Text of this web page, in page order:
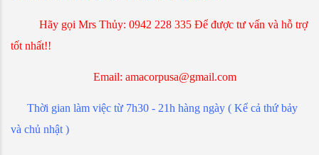
Hãy gọi Mrs Thủy: 0942 228 335 Để được tư vấn và hỗ trợ
tốt nhất!!
Email: amacorpusa@gmail.com
Thời gian làm việc từ 7h30 - 21h hàng ngày ( Kể cả thứ bảy
và chủ nhật )